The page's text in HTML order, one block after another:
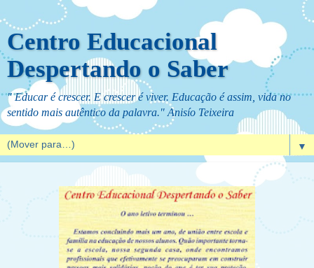
Centro Educacional
Despertando o Saber
" Educar é crescer. E crescer é viver. Educação é assim, vida no
sentido mais autêntico da palavra." Anisío Teixeira
▼